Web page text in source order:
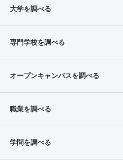
大学を調べる
専門学校を調べる
オープンキャンパスを調べる
職業を調べる
学問を調べる